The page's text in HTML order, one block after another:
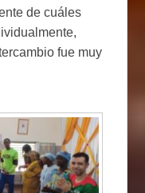
de cuáles
fue muy